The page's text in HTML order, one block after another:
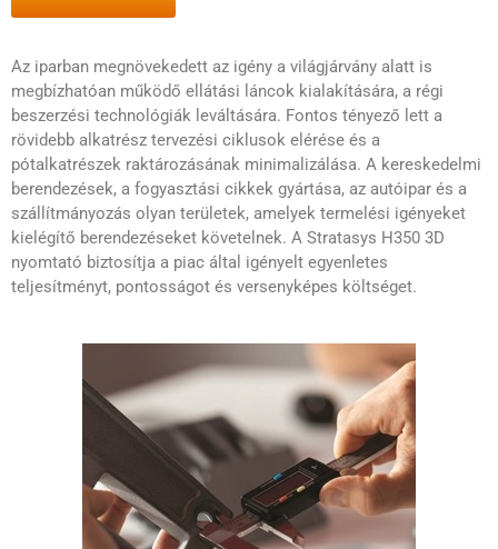
Az iparban megnövekedett az igény a világjárvány alatt is
megbízhatóan működő ellátási láncok kialakítására, a régi
beszerzési technológiák leváltására. Fontos tényező lett a
rövidebb alkatrész tervezési ciklusok elérése és a
pótalkatrészek raktározásának minimalizálása. A kereskedelmi
berendezések, a fogyasztási cikkek gyártása, az autóipar és a
szállítmányozás olyan területek, amelyek termelési igényeket
kielégítő berendezéseket követelnek. A Stratasys H350 3D
nyomtató biztosítja a piac által igényelt egyenletes
teljesítményt, pontosságot és versenyképes költséget.